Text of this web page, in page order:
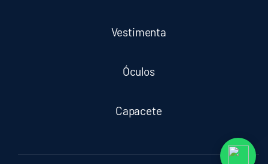
Vestimenta
Óculos
Capacete